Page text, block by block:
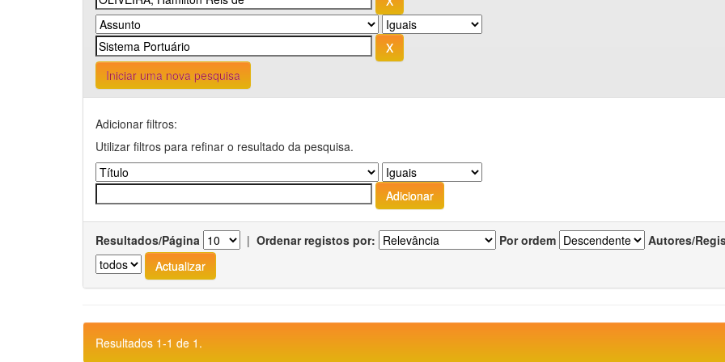
Iniciar uma nova pesquisa
Adicionar filtros:
Utilizar filtros para refinar o resultado da pesquisa.
Resultados/Página | Ordenar registos por: Por ordem Autores/
Resultados 1-1 de 1.